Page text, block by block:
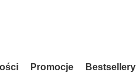
Promocje Bestsellery